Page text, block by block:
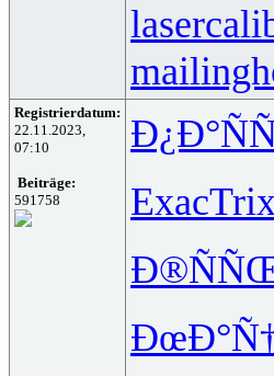
Registrierdatum:
22.11.2023,
07:10
Beiträge:
591758
ExacTrix